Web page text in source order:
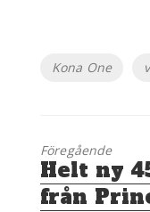
Etiketter
Kona One
Föregående
Föregående
inlägg:
Helt ny
från